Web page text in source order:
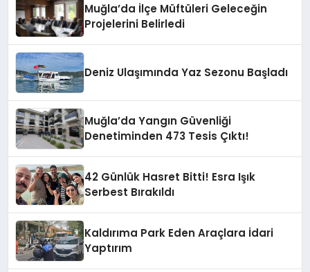
Muğla’da İlçe Müftüleri Geleceğin
Projelerini Belirledi
Deniz Ulaşımında Yaz Sezonu Başladı
Muğla’da Yangın Güvenliği
Denetiminden 473 Tesis Çıktı!
42 Günlük Hasret Bitti! Esra Işık
Serbest Bırakıldı
Kaldırıma Park Eden Araçlara İdari
Yaptırım